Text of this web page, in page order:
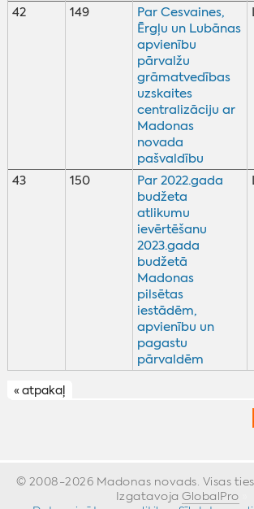
42 149
Par Cesvaines,
Ērgļu un Lubānas
apvienību
pārvalžu
grāmatvedības
uzskaites
centralizāciju ar
Madonas
novada
pašvaldību
43 150
Par 2022.gada
budžeta
atlikumu
ievērtēšanu
2023.gada
budžetā
Madonas
pilsētas
iestādēm,
apvienību un
pagastu
pārvaldēm
« atpakaļ
© 2008-2026 Madonas novads. Visas
Izgatavoja GlobalPro